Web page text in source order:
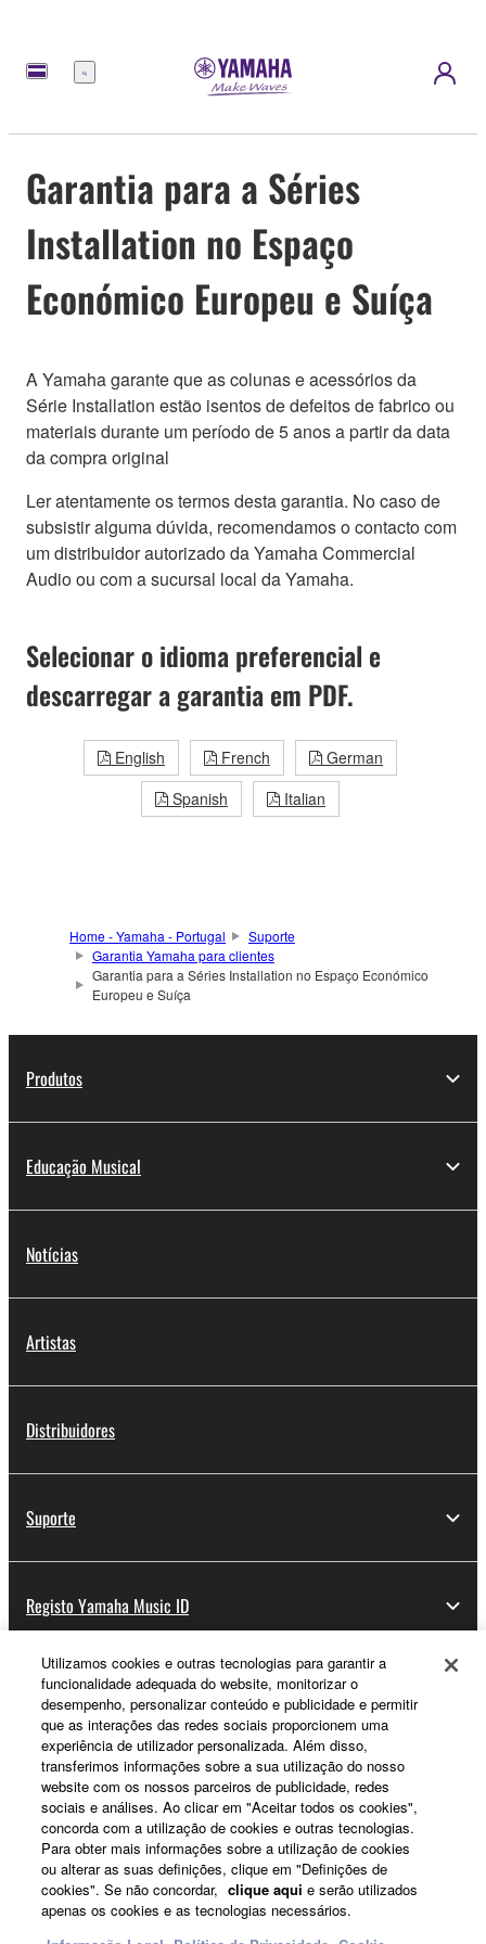
Menu
Garantia para a Séries
Installation no Espaço
Económico Europeu e Suíça
A Yamaha garante que as colunas e acessórios da
Série Installation estão isentos de defeitos de fabrico ou
materiais durante um período de 5 anos a partir da data
da compra original
Ler atentamente os termos desta garantia. No caso de
subsistir alguma dúvida, recomendamos o contacto com
um distribuidor autorizado da Yamaha Commercial
Audio ou com a sucursal local da Yamaha.
Selecionar o idioma preferencial e
descarregar a garantia em PDF.
English French
German
Spanish
Italian
Home - Yamaha - Portugal
Suporte
Garantia Yamaha para clientes
Garantia para a Séries Installation no Espaço Económico
Europeu e Suíça
Produtos
Educação Musical
Notícias
Artistas
Distribuidores
Suporte
Registo Yamaha Music ID
Sobre a Yamaha
Portugal - Portuguese
Negócio
Utilizamos cookies e outras tecnologias para garantir a
funcionalidade adequada do website, monitorizar o
desempenho, personalizar conteúdo e publicidade e permitir
que as interações das redes sociais proporcionem uma
experiência de utilizador personalizada. Além disso,
transferimos informações sobre a sua utilização do nosso
website com os nossos parceiros de publicidade, redes
sociais e análises. Ao clicar em "Aceitar todos os cookies",
concorda com a utilização de cookies e outras tecnologias.
Para obter mais informações sobre a utilização de cookies
ou alterar as suas definições, clique em "Definições de
cookies". Se não concordar, clique aqui e serão utilizados
apenas os cookies e as tecnologias necessários.